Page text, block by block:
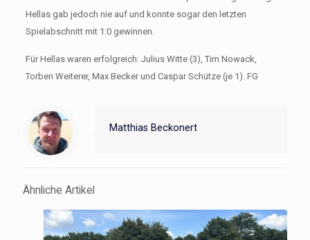
Hellas gab jedoch nie auf und konnte sogar den letzten
Spielabschnitt mit 1:0 gewinnen.
Für Hellas waren erfolgreich: Julius Witte (3), Tim Nowack,
Torben Weiterer, Max Becker und Caspar Schütze (je 1). FG
Matthias Beckonert
Ähnliche Artikel